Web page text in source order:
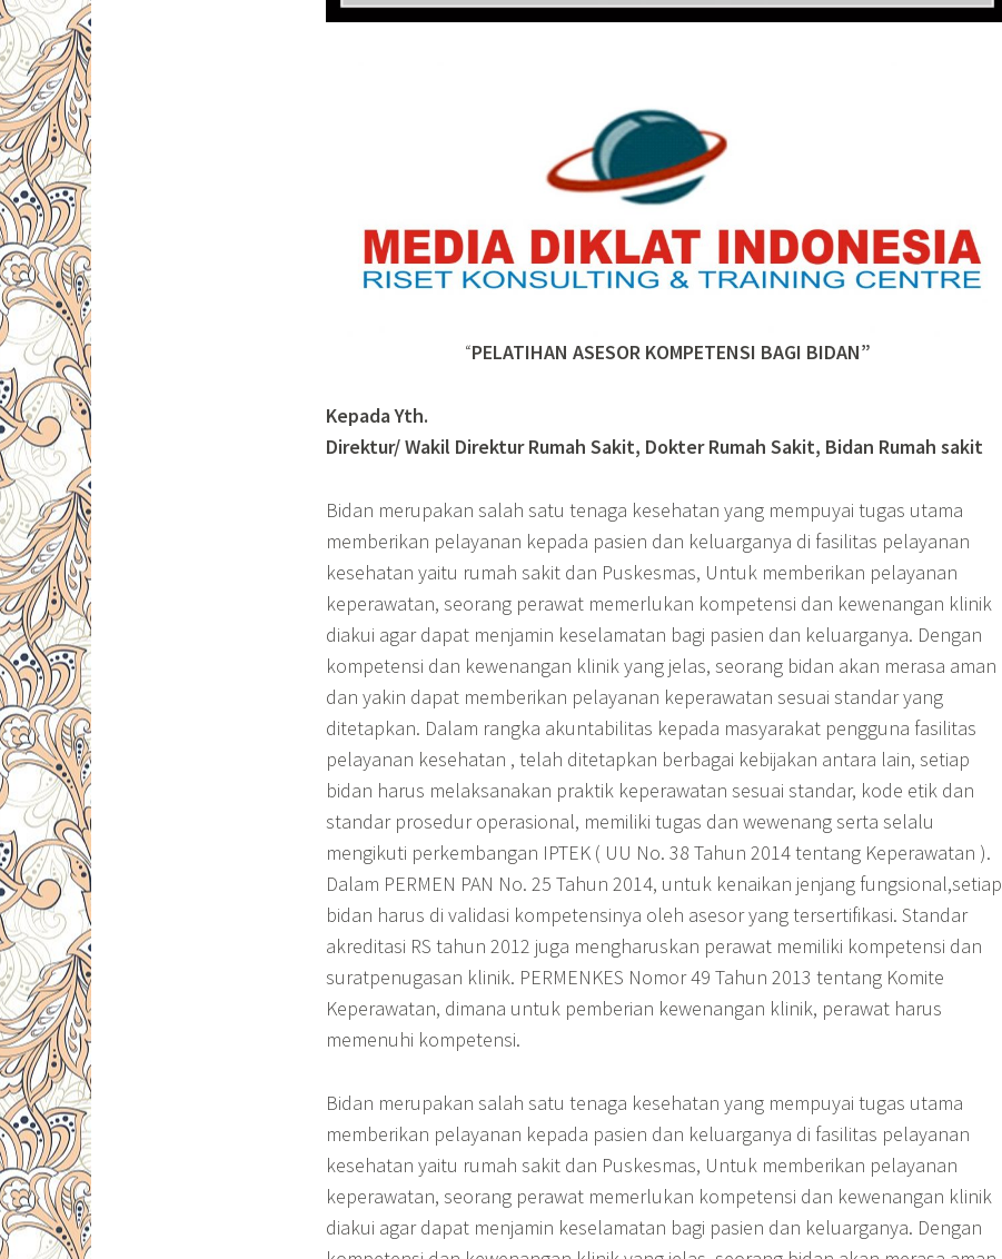
“PELATIHAN ASESOR KOMPETENSI BAGI BIDAN”
Kepada Yth.
Direktur/ Wakil Direktur Rumah Sakit, Dokter Rumah Sakit, Bidan Rumah sakit
Bidan merupakan salah satu tenaga kesehatan yang mempuyai tugas utama
memberikan pelayanan kepada pasien dan keluarganya di fasilitas pelayanan
kesehatan yaitu rumah sakit dan Puskesmas, Untuk memberikan pelayanan
keperawatan, seorang perawat memerlukan kompetensi dan kewenangan klinik
diakui agar dapat menjamin keselamatan bagi pasien dan keluarganya. Dengan
kompetensi dan kewenangan klinik yang jelas, seorang bidan akan merasa aman
dan yakin dapat memberikan pelayanan keperawatan sesuai standar yang
ditetapkan. Dalam rangka akuntabilitas kepada masyarakat pengguna fasilitas
pelayanan kesehatan , telah ditetapkan berbagai kebijakan antara lain, setiap
bidan harus melaksanakan praktik keperawatan sesuai standar, kode etik dan
standar prosedur operasional, memiliki tugas dan wewenang serta selalu
mengikuti perkembangan IPTEK ( UU No. 38 Tahun 2014 tentang Keperawatan ).
Dalam PERMEN PAN No. 25 Tahun 2014, untuk kenaikan jenjang fungsional,setiap
bidan harus di validasi kompetensinya oleh asesor yang tersertifikasi. Standar
akreditasi RS tahun 2012 juga mengharuskan perawat memiliki kompetensi dan
suratpenugasan klinik. PERMENKES Nomor 49 Tahun 2013 tentang Komite
Keperawatan, dimana untuk pemberian kewenangan klinik, perawat harus
memenuhi kompetensi.
Bidan merupakan salah satu tenaga kesehatan yang mempuyai tugas utama
memberikan pelayanan kepada pasien dan keluarganya di fasilitas pelayanan
kesehatan yaitu rumah sakit dan Puskesmas, Untuk memberikan pelayanan
keperawatan, seorang perawat memerlukan kompetensi dan kewenangan klinik
diakui agar dapat menjamin keselamatan bagi pasien dan keluarganya. Dengan